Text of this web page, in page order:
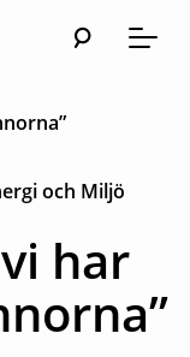
Meny
och Miljö
har